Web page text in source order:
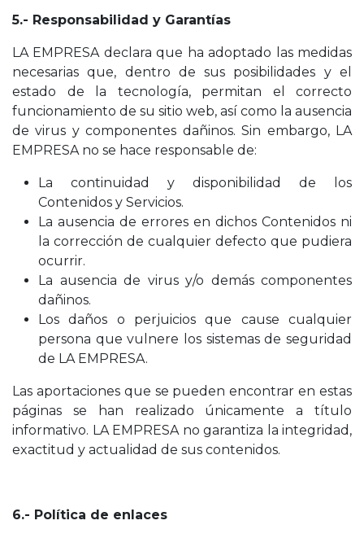
5.- Responsabilidad y Garantías
LA EMPRESA declara que ha adoptado las medidas
necesarias que, dentro de sus posibilidades y el
estado de la tecnología, permitan el correcto
funcionamiento de su sitio web, así como la ausencia
de virus y componentes dañinos. Sin embargo, LA
EMPRESA no se hace responsable de:
La continuidad y disponibilidad de los
Contenidos y Servicios.
La ausencia de errores en dichos Contenidos ni
la corrección de cualquier defecto que pudiera
ocurrir.
La ausencia de virus y/o demás componentes
dañinos.
Los daños o perjuicios que cause cualquier
persona que vulnere los sistemas de seguridad
de LA EMPRESA.
Las aportaciones que se pueden encontrar en estas
páginas se han realizado únicamente a título
informativo. LA EMPRESA no garantiza la integridad,
exactitud y actualidad de sus contenidos.
6.- Política de enlaces